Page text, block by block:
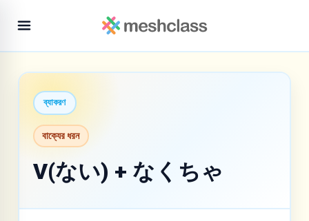
ব্যাকরণ
বাক্যের ধরন
V(ない) + なくちゃ